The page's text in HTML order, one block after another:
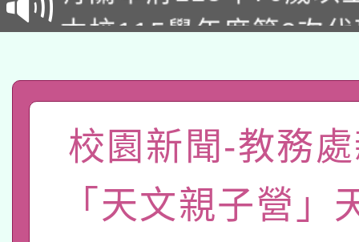
人員健康講座「吃得安
本校115學年度第2次
招)
本館辦理115年度閱讀
暨閱讀推動專業研習
科技賦能─人工智慧
礎課程
A3數位素養講師名單
「數位內容與教學軟
校園新聞-教務
「天文親子營」